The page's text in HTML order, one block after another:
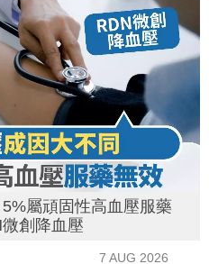
屬頑固性高血壓服藥
創降血壓
7 AUG 2026